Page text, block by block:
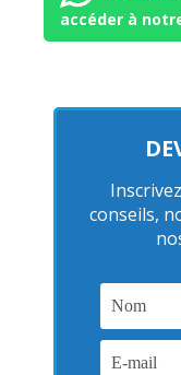
accéder à
conseils,